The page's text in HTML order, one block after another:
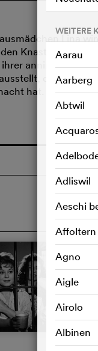
Lina
Knast, wo sich
annimmt.
dass Egles
hat.
WEITERE
Aarau
Aarberg
Abtwil
Adliswil
Aeschi
Affoltern
Agno
Aigle
Airolo
Albinen